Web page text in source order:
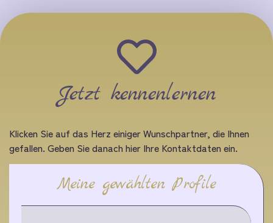
Jetzt kennenlernen
Klicken Sie auf das Herz einiger Wunschpartner, die Ihnen
gefallen. Geben Sie danach hier Ihre Kontaktdaten ein.
Meine gewählten Profile